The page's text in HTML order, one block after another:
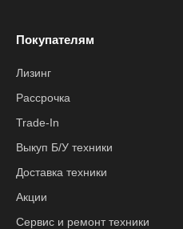
Покупателям
Лизинг
Рассрочка
Trade-In
Выкуп Б/У техники
Доставка техники
Акции
Сервис и ремонт техники